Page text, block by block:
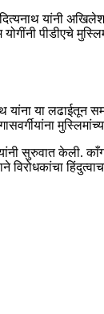
यांनी अखिलेश
पीडीएचे
यांना या
सुरुवात केली.
विरोधकांचा